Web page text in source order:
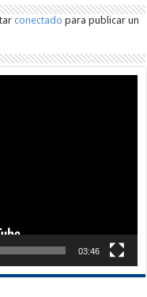
conectado para publicar un
03:46